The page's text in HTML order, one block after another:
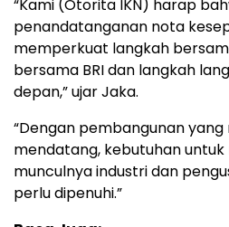
“Kami (Otorita IKN) harap
penandatanganan nota
memperkuat langkah
bersama BRI dan langkah
depan,” ujar Jaka.
“Dengan pembangunan yang
mendatang, kebutuhan
munculnya industri dan
perlu dipenuhi.”